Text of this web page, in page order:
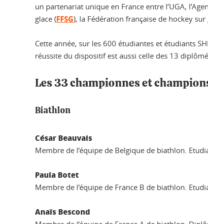
un partenariat unique en France entre l’UGA,
glace (FFSG), la Fédération française de hockey sur
Cette année, sur les 600 étudiantes et étudiants
réussite du dispositif est aussi celle des 13
Les 33 championnes et
Biathlon
César Beauvais
Membre de l’équipe de Belgique de biathlon.
Paula Botet
Membre de l’équipe de France B de biathlon.
Anaïs Bescond